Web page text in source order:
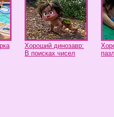
Хороший динозавр:
В поисках чисел